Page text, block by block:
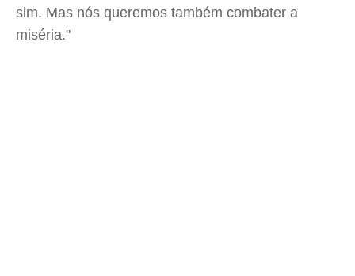
sim. Mas nós queremos também combater a
miséria."